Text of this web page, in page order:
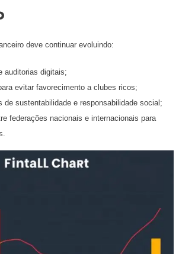
deve continuar evoluindo:
auditorias digitais;
evitar favorecimento a clubes ricos;
de sustentabilidade e responsabilidade social;
federações nacionais e internacionais para